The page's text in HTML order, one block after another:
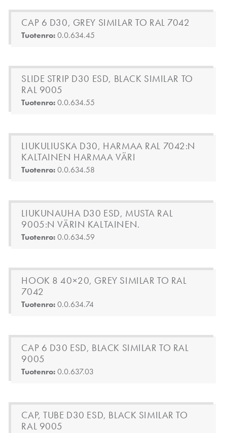
CAP 6 D30, GREY SIMILAR TO RAL 7042
Tuotenro:0.0.634.45
SLIDE STRIP D30 ESD, BLACK SIMILAR TO
RAL 9005
Tuotenro:0.0.634.55
LIUKULIUSKA D30, HARMAA RAL 7042:N
KALTAINEN HARMAA VÄRI
Tuotenro:0.0.634.58
LIUKUNAUHA D30 ESD, MUSTA RAL
9005:N VÄRIN KALTAINEN.
Tuotenro:0.0.634.59
HOOK 8 40×20, GREY SIMILAR TO RAL
7042
Tuotenro:0.0.634.74
CAP 6 D30 ESD, BLACK SIMILAR TO RAL
9005
Tuotenro:0.0.637.03
CAP, TUBE D30 ESD, BLACK SIMILAR TO
RAL 9005